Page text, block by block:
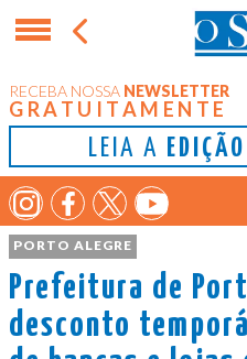
RECEBA NOSSA NEWSLETTER
GRATUITAMENTE
LEIA A EDIÇÃO
PORTO ALEGRE
Prefeitura de
desconto